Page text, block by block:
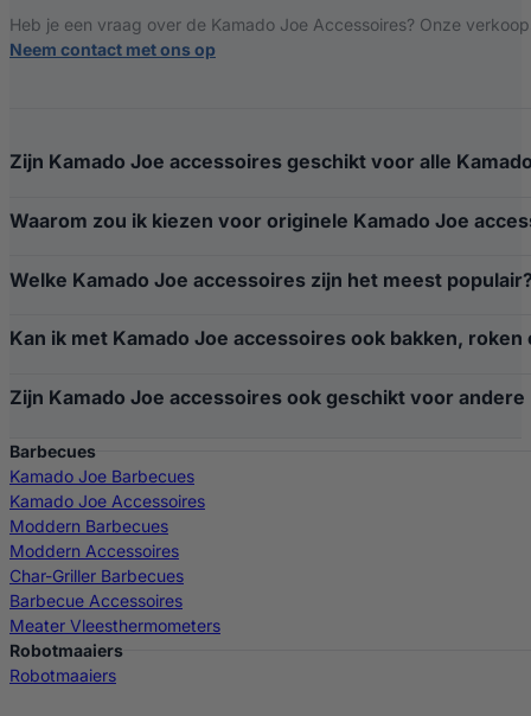
Heb je een vraag over de Kamado Joe Accessoires? Onze
Neem contact met ons op
Zijn Kamado Joe accessoires geschikt voor alle
Waarom zou ik kiezen voor originele Kamado Joe
Welke Kamado Joe accessoires zijn het meest
Kan ik met Kamado Joe accessoires ook bakken, roken
Zijn Kamado Joe accessoires ook geschikt voor andere
Barbecues
Kamado Joe Barbecues
Kamado Joe Accessoires
Moddern Barbecues
Moddern Accessoires
Char-Griller Barbecues
Barbecue Accessoires
Meater Vleesthermometers
Robotmaaiers
Robotmaaiers